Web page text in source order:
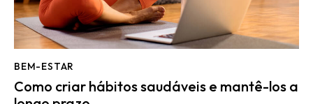
BEM-ESTAR
Como criar hábitos saudáveis e mantê-los a